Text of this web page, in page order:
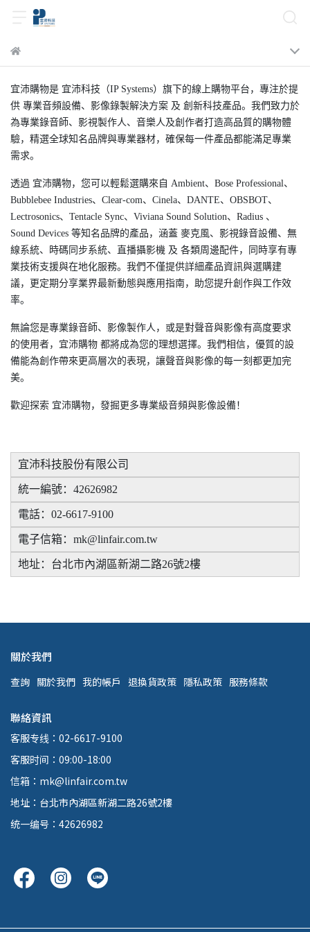
宜沛購物是 宜沛科技（IP Systems）旗下的線上購物平台，專注於提
供 專業音頻設備、影像錄製解決方案 及 創新科技產品。我們致力於
為專業錄音師、影視製作人、音樂人及創作者打造高品質的購物體
驗，精選全球知名品牌與專業器材，確保每一件產品都能滿足專業
需求。
透過 宜沛購物，您可以輕鬆選購來自 Ambient、Bose Professional、
Bubblebee Industries、Clear-com、Cinela、DANTE、OBSBOT、
Lectrosonics、Tentacle Sync、Viviana Sound Solution、Radius 、
Sound Devices 等知名品牌的產品，涵蓋 麥克風、影視錄音設備、無
線系統、時碼同步系統、直播攝影機 及 各類周邊配件，同時享有專
業技術支援與在地化服務。我們不僅提供詳細產品資訊與選購建
議，更定期分享業界最新動態與應用指南，助您提升創作與工作效
率。
無論您是專業錄音師、影像製作人，或是對聲音與影像有高度要求
的使用者，宜沛購物 都將成為您的理想選擇。我們相信，優質的設
備能為創作帶來更高層次的表現，讓聲音與影像的每一刻都更加完
美。
歡迎探索 宜沛購物，發掘更多專業級音頻與影像設備！
宜沛科技股份有限公司
統一編號：42626982
電話：02-6617-9100
電子信箱：mk@linfair.com.tw
地址：台北市內湖區新湖二路26號2樓
關於我們
查詢 關於我們 我的帳戶 退換貨政策 隱私政策 服務條款
聯絡資訊
客服专线：02-6617-9100
客服时间：09:00-18:00
信箱：mk@linfair.com.tw
地址：台北市內湖區新湖二路26號2樓
统一编号：42626982